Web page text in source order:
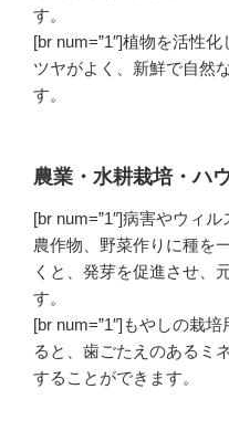
す。
[br num=”1″]植物を活性
ツヤがよく、新鮮で自然
す。
農業・水耕栽培・ハ
[br num=”1″]病害やウィ
農作物、野菜作りに種を
くと、発芽を促進させ、
す。
[br num=”1″]もやしの栽
ると、歯ごたえのあるミ
することができます。